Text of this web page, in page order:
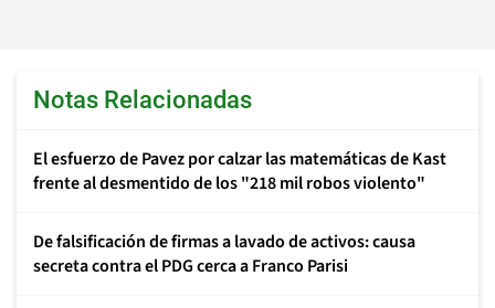
Notas Relacionadas
El esfuerzo de Pavez por calzar las matemáticas de Kast
frente al desmentido de los "218 mil robos violento"
De falsificación de firmas a lavado de activos: causa
secreta contra el PDG cerca a Franco Parisi